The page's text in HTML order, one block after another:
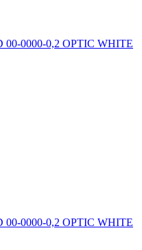
00-0000-0,2 OPTIC WHITE
00-0000-0,2 OPTIC WHITE